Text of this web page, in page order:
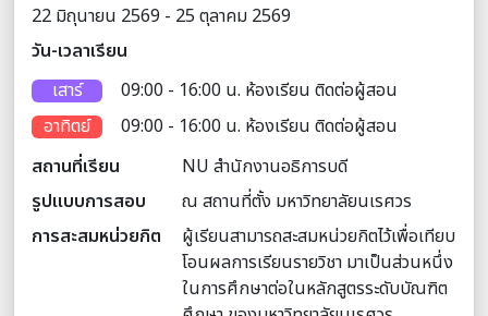
22 มิถุนายน 2569 - 25 ตุลาคม 2569
วัน-เวลาเรียน
เสาร์
09:00 - 16:00 น. ห้องเรียน ติดต่อผู้สอน
อาทิตย์
09:00 - 16:00 น. ห้องเรียน ติดต่อผู้สอน
สถานที่เรียน
NU สำนักงานอธิการบดี
รูปแบบการสอบ
ณ สถานที่ตั้ง มหาวิทยาลัยนเรศวร
การสะสมหน่วยกิต
ผู้เรียนสามารถสะสมหน่วยกิตไว้เพื่อเทียบ
โอนผลการเรียนรายวิชา มาเป็นส่วนหนึ่ง
ในการศึกษาต่อในหลักสูตรระดับบัณฑิต